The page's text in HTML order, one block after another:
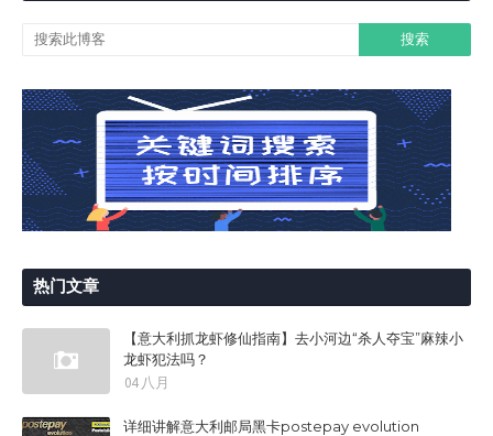
热门文章
【意大利抓龙虾修仙指南】去小河边“杀人夺宝”麻辣小
龙虾犯法吗？
04 八月
详细讲解意大利邮局黑卡postepay evolution